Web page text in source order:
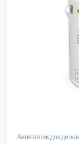
Антисептик для